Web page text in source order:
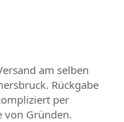
am selben
Rückgabe
per
von Gründen.